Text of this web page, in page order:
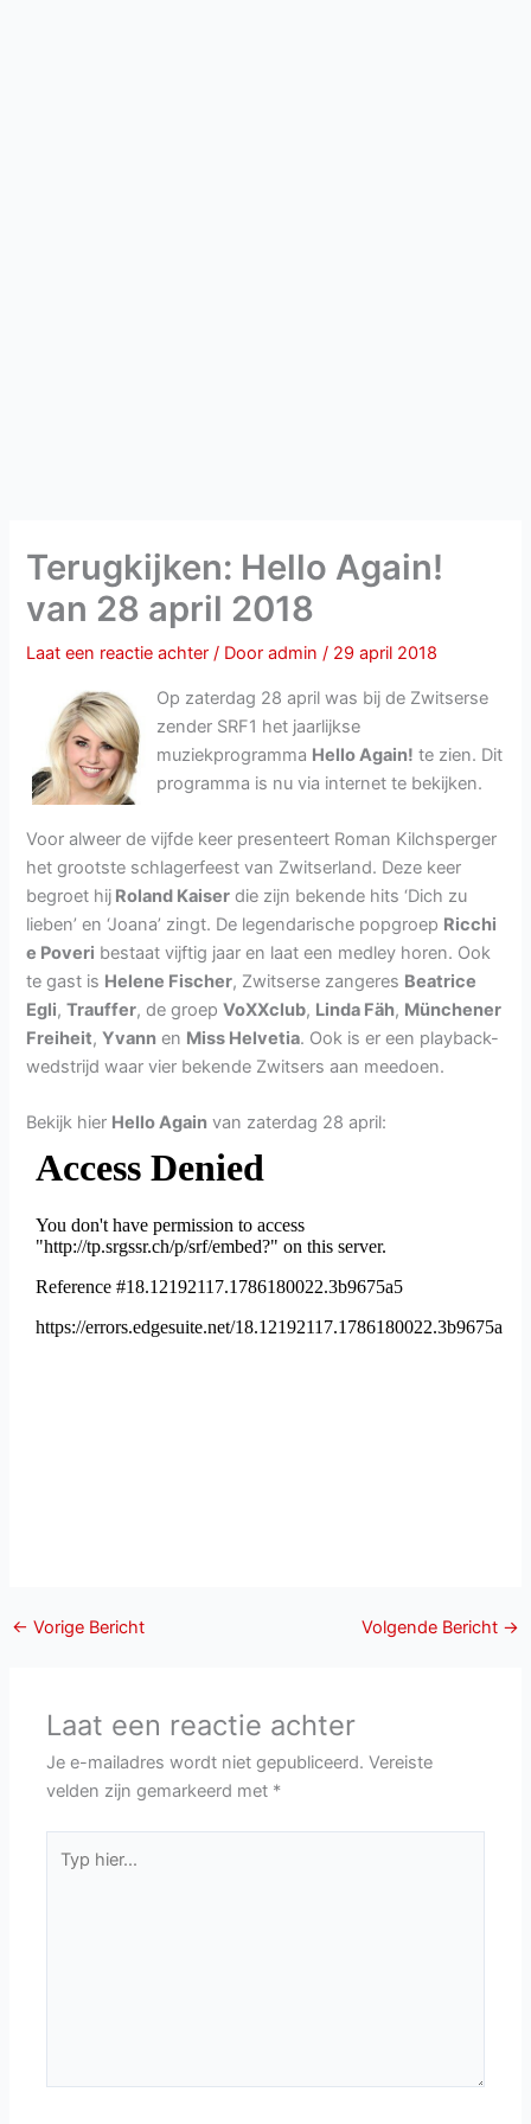
Terugkijken: Hello Again!
van 28 april 2018
Laat een reactie achter / Dooradmin/ 29 april 2018
Op zaterdag 28 april was bij de Zwitserse
zender SRF1 het jaarlijkse
muziekprogramma Hello Again! te zien. Dit
programma is nu via internet te bekijken.
Voor alweer de vijfde keer presenteert Roman Kilchsperger
het grootste schlagerfeest van Zwitserland. Deze keer
begroet hij Roland Kaiser die zijn bekende hits ‘Dich zu
lieben’ en ‘Joana’ zingt. De legendarische popgroep Ricchi
e Poveri bestaat vijftig jaar en laat een medley horen. Ook
te gast is Helene Fischer, Zwitserse zangeres Beatrice
Egli,Trauffer, de groepVoXXclub, Linda Fäh, Münchener
Freiheit,Yvann en Miss Helvetia. Ook is er een playback-
wedstrijd waar vier bekende Zwitsers aan meedoen.
Bekijk hier Hello Again van zaterdag 28 april:
← Vorige Bericht Volgende Bericht →
Laat een reactie achter
Je e-mailadres wordt niet gepubliceerd. Vereiste
velden zijn gemarkeerd met *
hier...